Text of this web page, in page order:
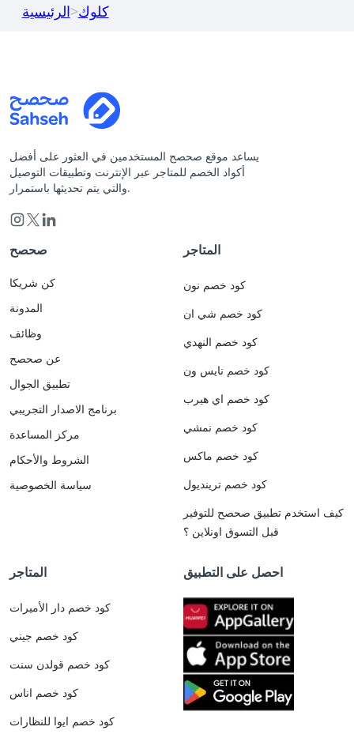
الرئيسية>كلوك
يساعد موقع صحصح المستخدمين في العثور على أفضل
أكواد الخصم للمتاجر عبر الإنترنت وتطبيقات التوصيل
والتي يتم تحديثها باستمرار.
صحصح
كن شريكا
المدونة
وظائف
عن صحصح
تطبيق الجوال
برنامج الاصدار التجريبي
مركز المساعدة
الشروط والأحكام
سياسة الخصوصية
المتاجر
كود خصم نون
كود خصم شي ان
كود خصم النهدي
كود خصم نايس ون
كود خصم اي هيرب
كود خصم نمشي
كود خصم ماكس
كود خصم ترينديول
كيف استخدم تطبيق صحصح للتوفير
قبل التسوق اونلاين ؟
المتاجر
كود خصم دار الأميرات
كود خصم جيني
كود خصم قولدن سنت
كود خصم اناس
كود خصم ايوا للنظارات
احصل على التطبيق